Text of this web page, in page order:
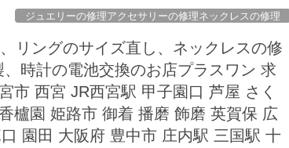
ジュエリーの修理アクセサリーの修理ネックレスの修理
リングのサイズ直し、ネックレスの修
時計の電池交換のお店プラスワン 求
市 西宮 JR西宮駅 甲子園口 芦屋 さく
櫨園 姫路市 御着 播磨 飾磨 英賀保 広
園田 大阪府 豊中市 庄内駅 三国駅 十